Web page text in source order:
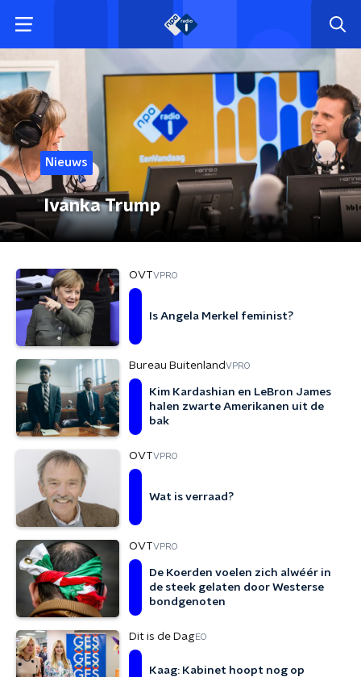
Nieuws
Ivanka Trump
OVTVPRO
Is Angela Merkel feminist?
Bureau BuitenlandVPRO
Kim Kardashian en LeBron James
halen zwarte Amerikanen uit de
bak
OVTVPRO
Wat is verraad?
OVTVPRO
De Koerden voelen zich alwéér in
de steek gelaten door Westerse
bondgenoten
Dit is de DagEO
Kaag: Kabinet hoopt nog op